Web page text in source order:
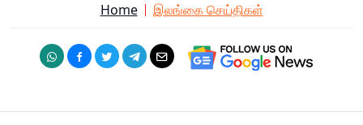
Home இலங்கை செய்திகள்